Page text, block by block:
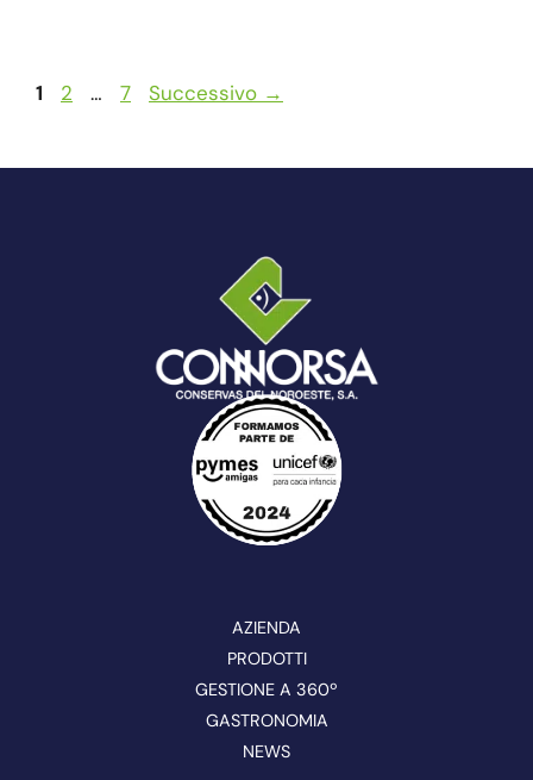
1 2 … 7 Successivo →
AZIENDA
PRODOTTI
GESTIONE A 360º
GASTRONOMIA
NEWS